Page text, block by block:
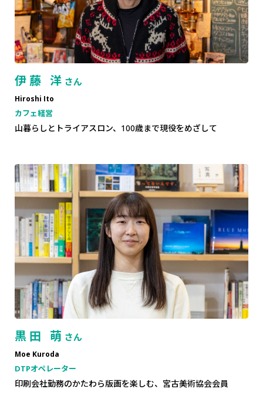
伊藤 洋 さん
Hiroshi Ito
カフェ経営
山暮らしとトライアスロン、100歳まで現役をめざして
黒田 萌 さん
Moe Kuroda
DTPオペレーター
印刷会社勤務のかたわら版画を楽しむ、宮古美術協会会員